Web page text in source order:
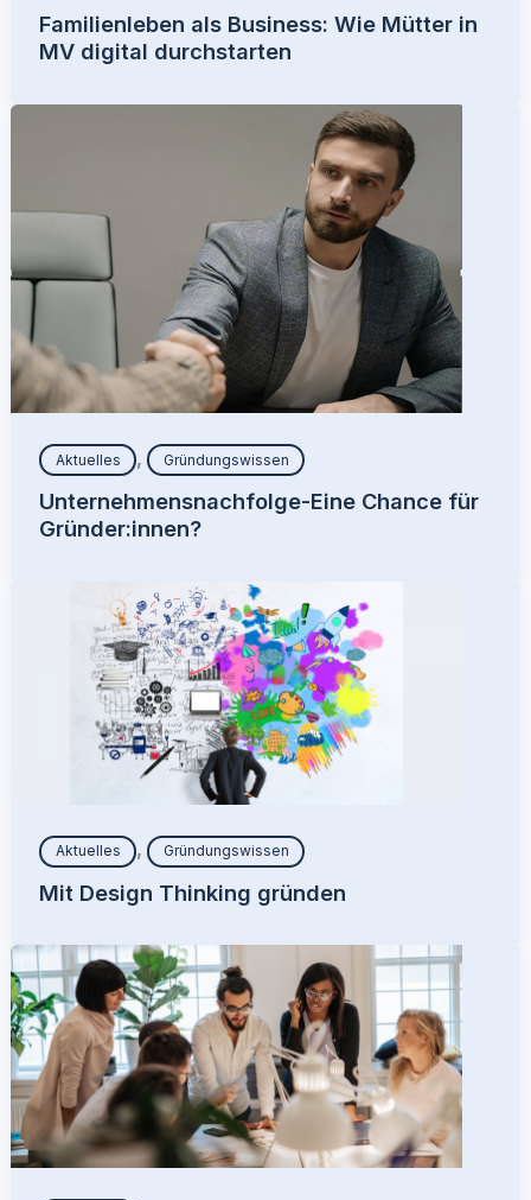
Familienleben als Business: Wie Mütter in
MV digital durchstarten
Aktuelles , Gründungswissen
Unternehmensnachfolge-Eine Chance für
Gründer:innen?
Aktuelles , Gründungswissen
Mit Design Thinking gründen